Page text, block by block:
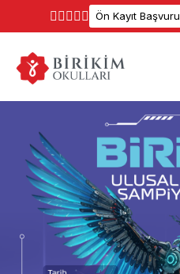
Ön Kayıt Başvuru